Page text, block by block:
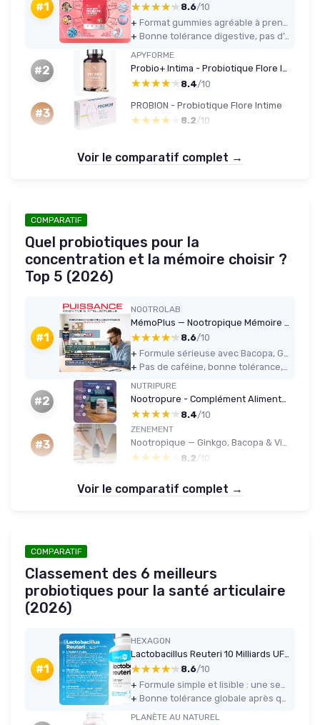
#1 ★★★★★
★★★★★ 8.6/10
+
+
Bonne tolérance digestive, pas d’effets secondaires gênants constatés
#2
APYFORME
Probio+ Intima - Probiotique Flore Intime
★★★★★
★★★★★ 8.4/10
#3
PROBION - Probiotique Flore Intime
★★★★★
★★★★★ 8.2/10
Voir le comparatif complet →
COMPARATIF
Quel probiotiques pour la
concentration et la mémoire choisir ?
Top 5 (2026)
#1
NOOTROLAB
★★★★★
★★★★★ 8.6/10
+
+
#2
NUTRIPURE
Nootropure - Complément Alimentaire Performances Cognitives - Mémoire, Concentration, Anti-Stress - Rhodiola, Bacopa, Tyrosine - 90 gélules - Cure de 1 mois - Made in France
★★★★★
★★★★★ 8.4/10
#3
ZENEMENT
Nootropique — Ginkgo, Bacopa & Vitamines B (120 gélules)
★★★★★
★★★★★ 8.2 /10
Voir le comparatif complet →
COMPARATIF
Classement des 6 meilleurs
probiotiques pour la santé articulaire
(2026)
#1
HEXAGON
★★★★★
★★★★★ 8.6/10
+
+
PLANÈTE AU NATUREL